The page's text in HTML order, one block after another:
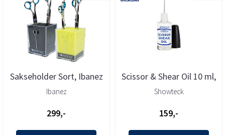
Sakseholder Sort, Ibanez
Ibanez
299,-
Scissor & Shear Oil 10 ml,
Show Tech
Showteck
159,-